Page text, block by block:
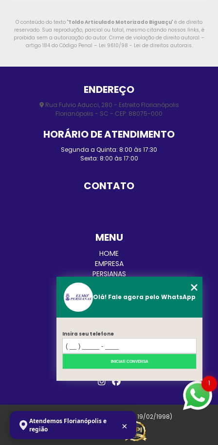
O conteúdo do texto "Toldo Articulado Motorizado Biguaçu" é de direito
reservado. Sua reprodução, parcial ou total, mesmo citando nossos links, é
proibida sem a autorização do autor. Crime de violação de direito autoral –
artigo 184 do Código Penal – Lei 9610/98 - Lei de direitos autorais.
ENDEREÇO
Rua Fulvio Aducci, 280 - Estreito Florianópolis
Florianópolis - SC - CEP: 88075-000
HORÁRIO DE ATENDIMENTO
Segunda a Quinta: 8:00 às 17:30
Sexta: 8:00 às 17:00
CONTATO
MENU
HOME
EMPRESA
PERSIANAS
TOLDOS
MAPA DO SITE
REDES SOCIAIS
Copyright © Elmo. (Lei 9610 de 19/02/1998)
1
Olá! Fale agora pelo WhatsApp
Insira seu telefone
INICIAR CONVERSA
×
Atendemos Florianópolis e
região